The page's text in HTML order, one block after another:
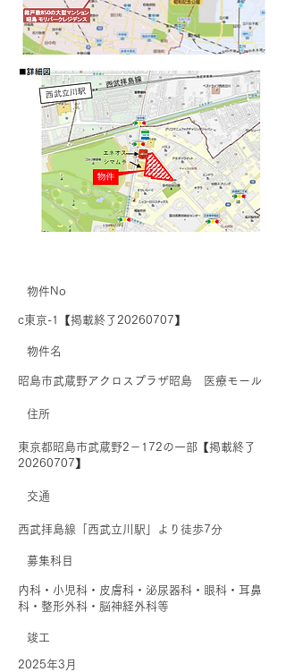
物件No
c東京-1【掲載終了20260707】
​物件名
昭島市武蔵野アクロスプラザ昭島 医療モール
住所
東京都昭島市武蔵野2－172の一部【掲載終了
20260707】
交通
西武拝島線「西武立川駅」より徒歩7分
募集科目
内科・小児科・皮膚科・泌尿器科・眼科・耳鼻
科・整形外科・脳神経外科等
​竣工
2025年3月